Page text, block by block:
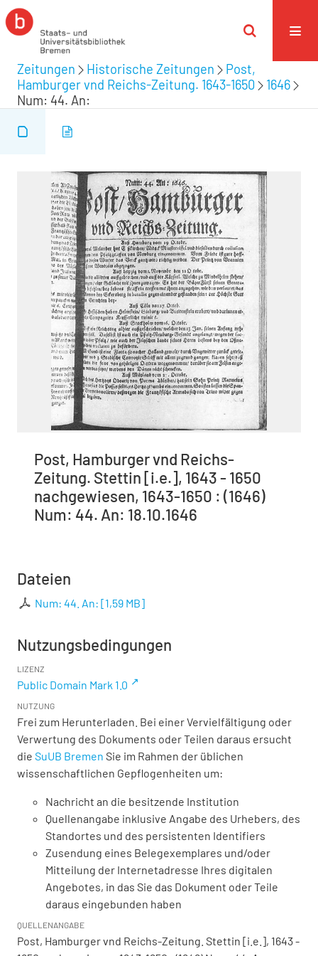
Zeitungen Historische Zeitungen
Post,
Hamburger vnd Reichs-Zeitung. 1643-1650
1646
Num: 44. An:
Post, Hamburger vnd Reichs-
Zeitung. Stettin [i.e.], 1643 - 1650
nachgewiesen, 1643-1650 : (1646)
Num: 44. An: 18.10.1646
Dateien
Num: 44. An: [1,59 MB]
Nutzungsbedingungen
LIZENZ
Public Domain Mark 1.0
NUTZUNG
Frei zum Herunterladen. Bei einer Vervielfältigung oder
Verwertung des Dokuments oder Teilen daraus ersucht
die SuUB Bremen Sie im Rahmen der üblichen
wissenschaftlichen Gepflogenheiten um:
Nachricht an die besitzende Institution
Quellenangabe inklusive Angabe des Urhebers, des
Standortes und des persistenten Identifiers
Zusendung eines Belegexemplares und/oder
Mitteilung der Internetadresse Ihres digitalen
Angebotes, in das Sie das Dokument oder Teile
daraus eingebunden haben
QUELLENANGABE
Post, Hamburger vnd Reichs-Zeitung. Stettin [i.e.], 1643 -